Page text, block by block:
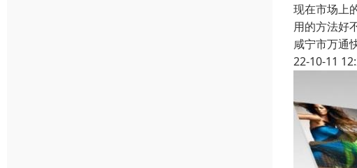
现在市场上
用的方法好
咸宁市万通
22-10-11